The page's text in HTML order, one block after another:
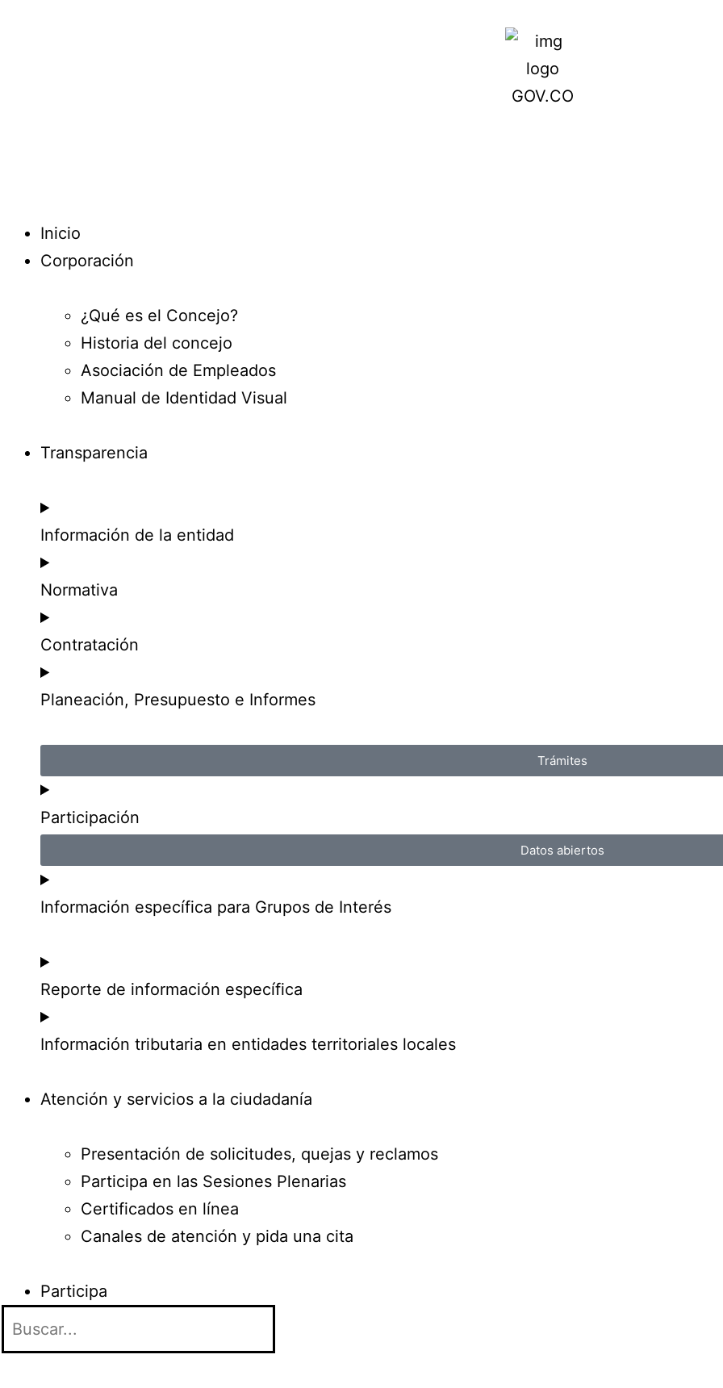
Inicio
Corporación
¿Qué es el Concejo?
Historia del concejo
Asociación de Empleados
Manual de Identidad Visual
Transparencia
Información de la entidad
Normativa
Contratación
Planeación, Presupuesto e Informes
Trámites
Participación
Datos abiertos
Información específica para Grupos de Interés
Reporte de información específica
Información tributaria en entidades territoriales locales
Atención y servicios a la ciudadanía
Presentación de solicitudes, quejas y reclamos
Participa en las Sesiones Plenarias
Certificados en línea
Canales de atención y pida una cita
Participa